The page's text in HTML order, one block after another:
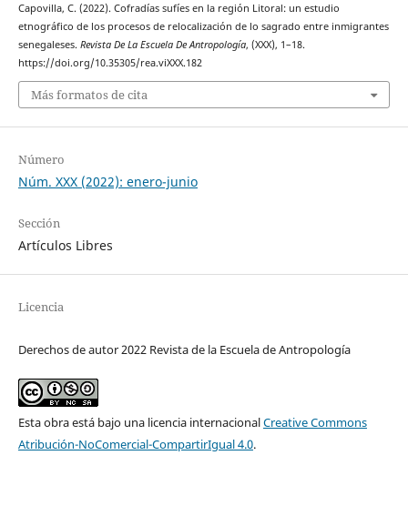
Capovilla, C. (2022). Cofradías sufíes en la región Litoral: un estudio
etnográfico de los procesos de relocalización de lo sagrado entre inmigrantes
senegaleses. Revista De La Escuela De Antropología, (XXX), 1–18.
https://doi.org/10.35305/rea.viXXX.182
Más formatos de cita
Número
Núm. XXX (2022): enero-junio
Sección
Artículos Libres
Licencia
Derechos de autor 2022 Revista de la Escuela de Antropología
Esta obra está bajo una licencia internacionalCreative Commons
Atribución-NoComercial-CompartirIgual 4.0.